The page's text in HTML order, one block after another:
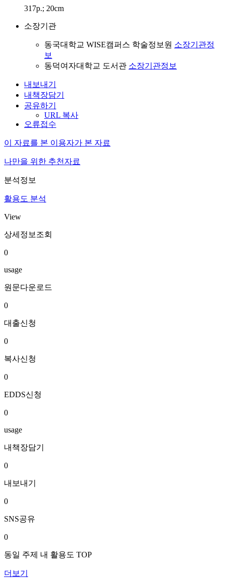
317p.; 20cm
소장기관
동국대학교 WISE캠퍼스 학술정보원 소장기관정
보
동덕여자대학교 도서관 소장기관정보
내보내기
내책장담기
공유하기
URL 복사
오류접수
이 자료를 본 이용자가 본 자료
나만을 위한 추천자료
분석정보
활용도 분석
View
상세정보조회
0
usage
원문다운로드
0
대출신청
0
복사신청
0
EDDS신청
0
usage
내책장담기
0
내보내기
0
SNS공유
0
동일 주제 내 활용도 TOP
더보기